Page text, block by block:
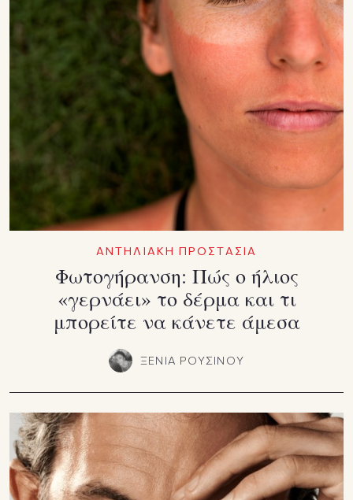
ΑΝΤΗΛΙΑΚΗ ΠΡΟΣΤΑΣΙΑ
Φωτογήρανση: Πώς ο ήλιος
«γερνάει» το δέρμα και τι
μπορείτε να κάνετε άμεσα
ΞΕΝΙΑ ΡΟΥΣΙΝΟΥ